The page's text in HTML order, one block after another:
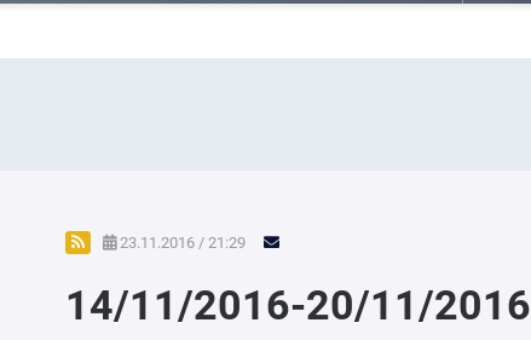
23.11.2016 / 21:29
14/11/2016-20/11/2016